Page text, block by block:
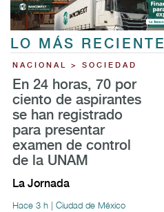
LO MÁS RECIENTE
NACIONAL > SOCIEDAD
En 24 horas, 70 por
ciento de aspirantes
se han registrado
para presentar
examen de control
de la UNAM
La Jornada
Hace 3 h | Ciudad de México